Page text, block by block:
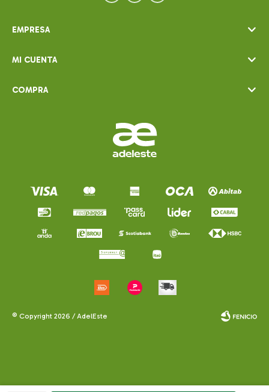
EMPRESA
MI CUENTA
COMPRA
© Copyright 2026 / AdelEste